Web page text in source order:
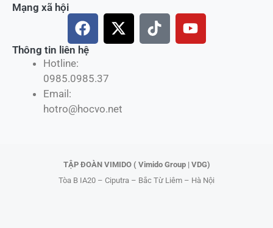
Hotline:
0985.0985.37
Email:
hotro@hocvo.net
Mạng xã hội
F
a
c
b
o
X
-
t
T
i
Y
o
Thông tin liên hệ
TẬP ĐOÀN VIMIDO ( Vimido Group | VDG)
Tòa B IA20 – Ciputra – Bắc Từ Liêm – Hà Nội